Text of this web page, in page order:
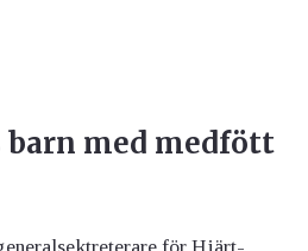
barn med medfött
för Hjärt-